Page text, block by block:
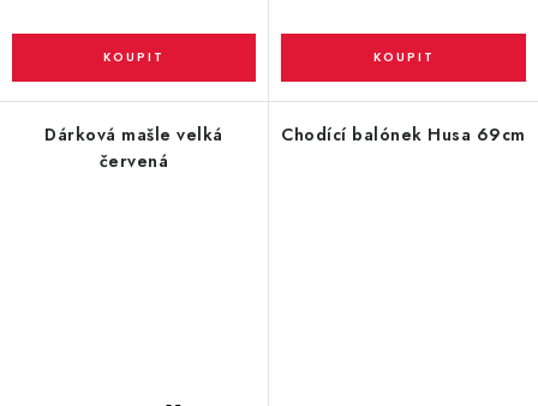
Dárková mašle velká
červená
Chodící balónek Husa 69cm